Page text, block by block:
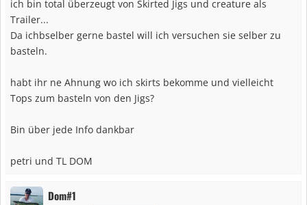
ich bin total überzeugt von Skirted Jigs und creature als
Trailer...
Da ichbselber gerne bastel will ich versuchen sie selber zu
basteln.
habt ihr ne Ahnung wo ich skirts bekomme und vielleicht
Tops zum basteln von den Jigs?
Bin über jede Info dankbar
petri und TL DOM
Dom#1